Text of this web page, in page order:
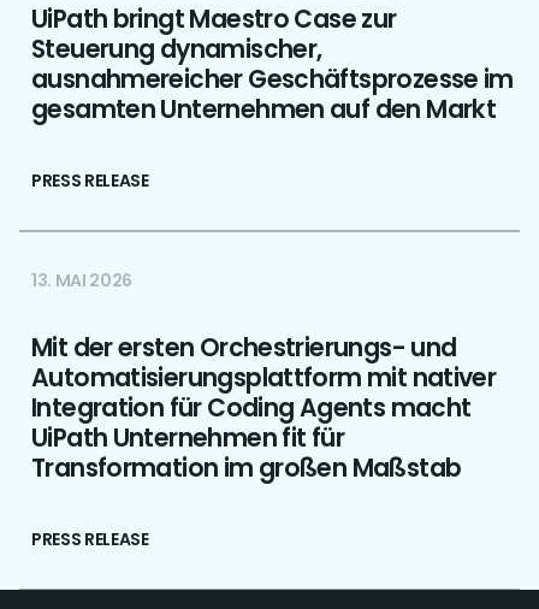
UiPath bringt Maestro Case zur
Steuerung dynamischer,
ausnahmereicher Geschäftsprozesse im
gesamten Unternehmen auf den Markt
PRESS RELEASE
13. MAI 2026
Mit der ersten Orchestrierungs- und
Automatisierungsplattform mit nativer
Integration für Coding Agents macht
UiPath Unternehmen fit für
Transformation im großen Maßstab
PRESS RELEASE